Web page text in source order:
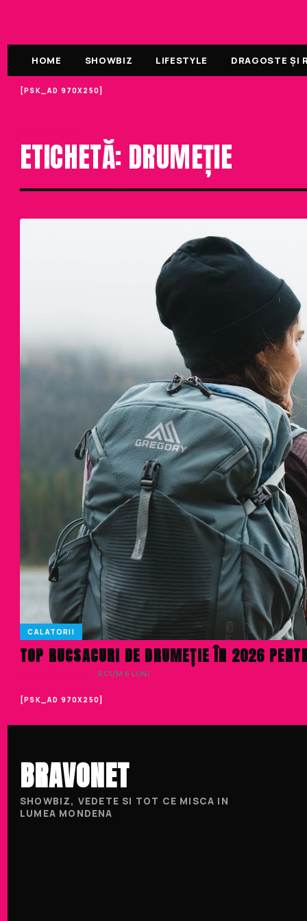
HOME SHOWBIZ LIFESTYLE DRAGOSTE ȘI
[PSK_AD 970X250]
ETICHETĂ: DRUMEȚIE
CALATORII
TOP RUCSACURI DE DRUMEȚIE ÎN 2026
· ACUM 6 LUNI
[PSK_AD 970X250]
BRAVONET
SHOWBIZ, VEDETE SI TOT CE MISCA IN
LUMEA MONDENA